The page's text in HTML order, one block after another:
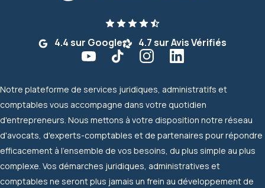
4.4 sur Google 4.7 sur Avis Vérifiés
Notre plateforme de services juridiques, administratifs et
comptables vous accompagne dans votre quotidien
d'entrepreneurs. Nous mettons à votre disposition notre réseau
d'avocats, d'experts-comptables et de partenaires pour répondre
efficacement à l'ensemble de vos besoins, du plus simple au plus
complexe. Vos démarches juridiques, administratives et
comptables ne seront plus jamais un frein au développement de